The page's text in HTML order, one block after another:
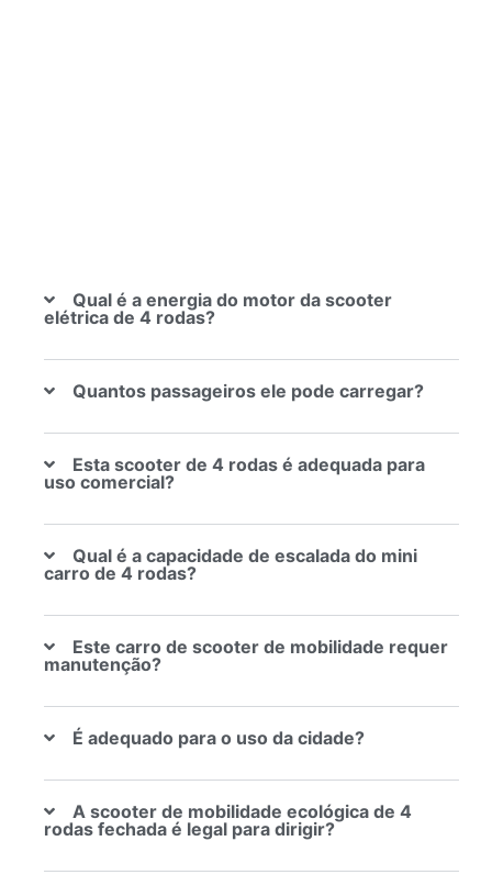
Qual é a energia do motor da scooter
elétrica de 4 rodas?
Quantos passageiros ele pode carregar?
Esta scooter de 4 rodas é adequada para
uso comercial?
Qual é a capacidade de escalada do mini
carro de 4 rodas?
Este carro de scooter de mobilidade requer
manutenção?
É adequado para o uso da cidade?
A scooter de mobilidade ecológica de 4
rodas fechada é legal para dirigir?